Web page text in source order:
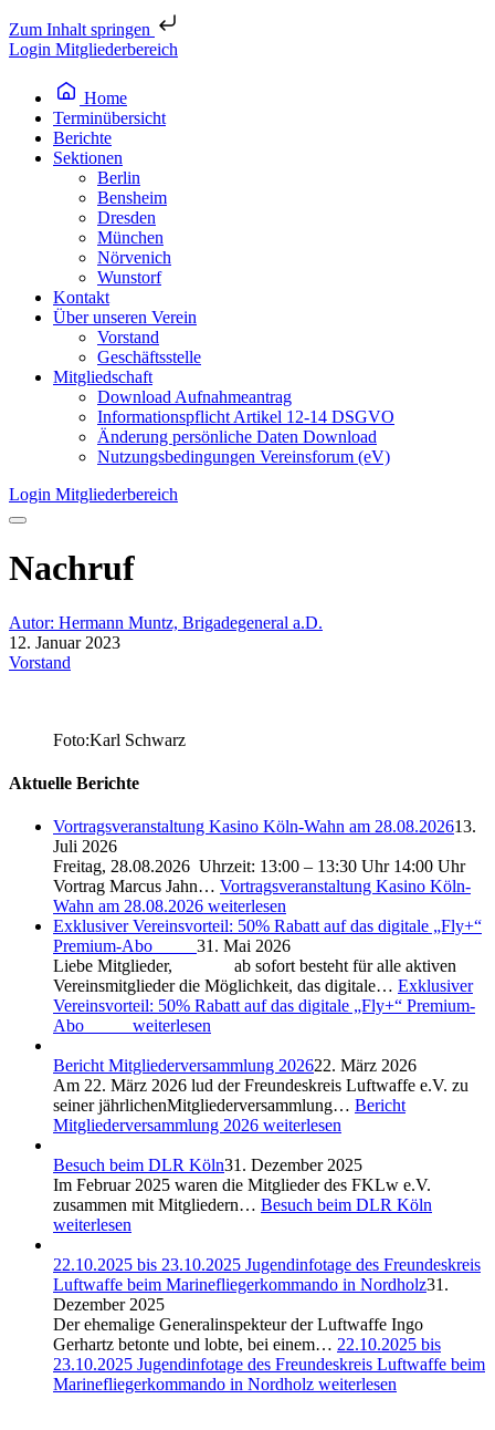
Zum Inhalt springen
Login Mitgliederbereich
Home
Terminübersicht
Berichte
Sektionen
Berlin
Bensheim
Dresden
München
Nörvenich
Wunstorf
Kontakt
Über unseren Verein
Vorstand
Geschäftsstelle
Mitgliedschaft
Download Aufnahmeantrag
Informationspflicht Artikel 12-14 DSGVO
Änderung persönliche Daten Download
Nutzungsbedingungen Vereinsforum (eV)
Login Mitgliederbereich
Nachruf
Autor: Hermann Muntz, Brigadegeneral a.D.
12. Januar 2023
Vorstand
Foto:Karl Schwarz
Aktuelle Berichte
Vortragsveranstaltung Kasino Köln-Wahn am 28.08.202613.
Juli 2026
Freitag, 28.08.2026 Uhrzeit: 13:00 – 13:30 Uhr 14:00 Uhr
Vortrag Marcus Jahn… Vortragsveranstaltung Kasino Köln-
Wahn am 28.08.2026 weiterlesen
Exklusiver Vereinsvorteil: 50% Rabatt auf das digitale „Fly+“
Premium-Abo 31. Mai 2026
Liebe Mitglieder, ab sofort besteht für alle aktiven
Vereinsmitglieder die Möglichkeit, das digitale… Exklusiver
Vereinsvorteil: 50% Rabatt auf das digitale „Fly+“ Premium-
Abo weiterlesen
Bericht Mitgliederversammlung 202622. März 2026
Am 22. März 2026 lud der Freundeskreis Luftwaffe e.V. zu
seiner jährlichenMitgliederversammlung… Bericht
Mitgliederversammlung 2026 weiterlesen
Besuch beim DLR Köln31. Dezember 2025
Im Februar 2025 waren die Mitglieder des FKLw e.V.
zusammen mit Mitgliedern… Besuch beim DLR Köln
weiterlesen
22.10.2025 bis 23.10.2025 Jugendinfotage des Freundeskreis
Luftwaffe beim Marinefliegerkommando in Nordholz31.
Dezember 2025
Der ehemalige Generalinspekteur der Luftwaffe Ingo
Gerhartz betonte und lobte, bei einem… 22.10.2025 bis
23.10.2025 Jugendinfotage des Freundeskreis Luftwaffe beim
Marinefliegerkommando in Nordholz weiterlesen